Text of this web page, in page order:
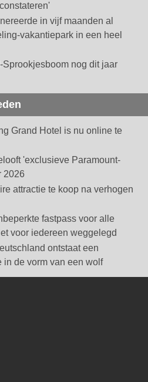
in vijf maanden al
vakantiepark in een heel
Sprookjesboom nog dit jaar
Grand Hotel is nu online te
'exclusieve Paramount-
2026
attractie te koop na verhogen
fastpass voor alle
voor iedereen weggelegd
ontstaat een
in de vorm van een wolf